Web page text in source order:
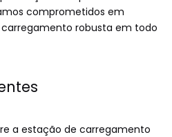
comprometidos em
robusta em todo
a estação de carregamento